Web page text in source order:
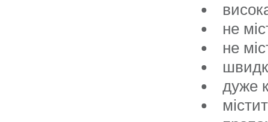
не
не
дуже